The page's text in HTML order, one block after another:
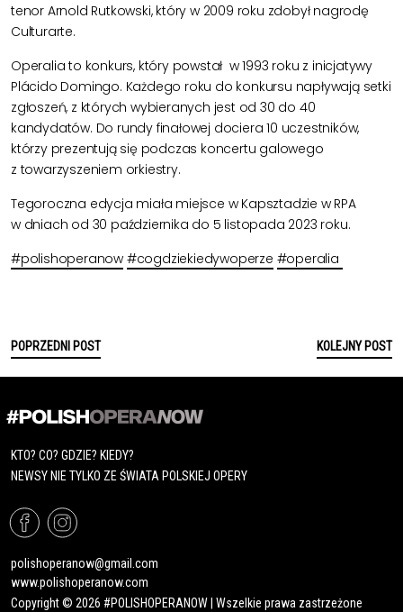
tenor Arnold Rutkowski, który w 2009 roku zdobył nagrodę
Culturarte.
Operalia to konkurs, który powstał w 1993 roku z inicjatywy
Plácido Domingo. Każdego roku do konkursu napływają setki
zgłoszeń, z których wybieranych jest od 30 do 40
kandydatów. Do rundy finałowej dociera 10 uczestników,
którzy prezentują się podczas koncertu galowego
z towarzyszeniem orkiestry.
Tegoroczna edycja miała miejsce w Kapsztadzie w RPA
w dniach od 30 października do 5 listopada 2023 roku.
#polishoperanow #cogdziekiedywoperze #operalia
POPRZEDNI POST KOLEJNY POST
KTO? CO? GDZIE? KIEDY?
NEWSY NIE TYLKO ZE ŚWIATA POLSKIEJ OPERY
polishoperanow@gmail.com
www.polishoperanow.com
Copyright © 2026 #POLISHOPERANOW | Wszelkie prawa zastrzeżone